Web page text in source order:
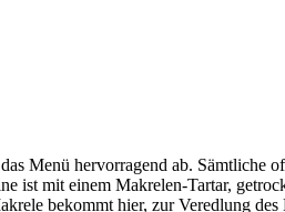
Menü hervorragend ab. Sämtliche
ist mit einem Makrelen-Tartar,
bekommt hier, zur Veredlung